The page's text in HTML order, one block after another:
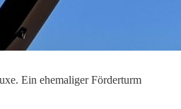
Ein ehemaliger Förderturm